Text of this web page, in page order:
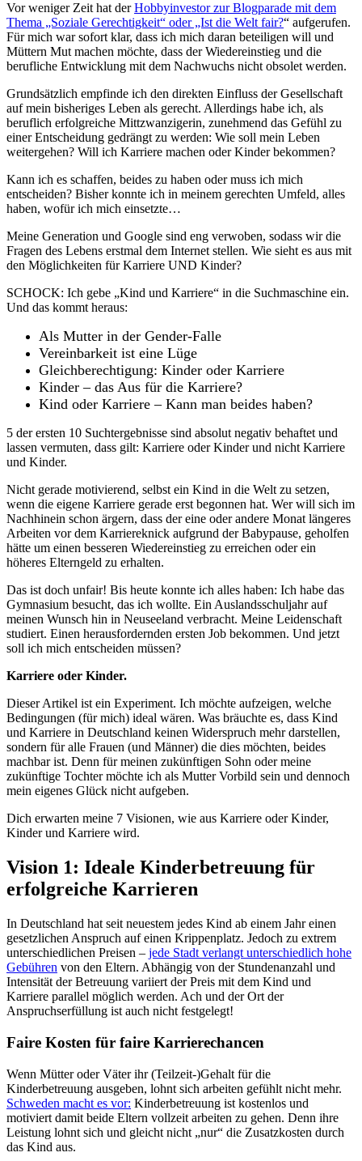
Vor weniger Zeit hat derHobbyinvestor zur Blogparade mit dem
Thema „Soziale Gerechtigkeit“ oder „Ist die Welt fair?“ aufgerufen.
Für mich war sofort klar, dass ich mich daran beteiligen will und
Müttern Mut machen möchte, dass der Wiedereinstieg und die
berufliche Entwicklung mit dem Nachwuchs nicht obsolet werden.
Grundsätzlich empfinde ich den direkten Einfluss der Gesellschaft
auf mein bisheriges Leben als gerecht. Allerdings habe ich, als
beruflich erfolgreiche Mittzwanzigerin, zunehmend das Gefühl zu
einer Entscheidung gedrängt zu werden: Wie soll mein Leben
weitergehen? Will ich Karriere machen oder Kinder bekommen?
Kann ich es schaffen, beides zu haben oder muss ich mich
entscheiden? Bisher konnte ich in meinem gerechten Umfeld, alles
haben, wofür ich mich einsetzte…
Meine Generation und Google sind eng verwoben, sodass wir die
Fragen des Lebens erstmal dem Internet stellen. Wie sieht es aus mit
den Möglichkeiten für Karriere UND Kinder?
SCHOCK: Ich gebe „Kind und Karriere“ in die Suchmaschine ein.
Und das kommt heraus:
Als Mutter in der Gender-Falle
Vereinbarkeit ist eine Lüge
Gleichberechtigung: Kinder oder Karriere
Kinder – das Aus für die Karriere?
Kind oder Karriere – Kann man beides haben?
5 der ersten 10 Suchtergebnisse sind absolut negativ behaftet und
lassen vermuten, dass gilt: Karriere oder Kinder und nicht Karriere
und Kinder.
Nicht gerade motivierend, selbst ein Kind in die Welt zu setzen,
wenn die eigene Karriere gerade erst begonnen hat. Wer will sich im
Nachhinein schon ärgern, dass der eine oder andere Monat längeres
Arbeiten vor dem Karriereknick aufgrund der Babypause, geholfen
hätte um einen besseren Wiedereinstieg zu erreichen oder ein
höheres Elterngeld zu erhalten.
Das ist doch unfair! Bis heute konnte ich alles haben: Ich habe das
Gymnasium besucht, das ich wollte. Ein Auslandsschuljahr auf
meinen Wunsch hin in Neuseeland verbracht. Meine Leidenschaft
studiert. Einen herausfordernden ersten Job bekommen. Und jetzt
soll ich mich entscheiden müssen?
Karriere oder Kinder.
Dieser Artikel ist ein Experiment. Ich möchte aufzeigen, welche
Bedingungen (für mich) ideal wären. Was bräuchte es, dass Kind
und Karriere in Deutschland keinen Widerspruch mehr darstellen,
sondern für alle Frauen (und Männer) die dies möchten, beides
machbar ist. Denn für meinen zukünftigen Sohn oder meine
zukünftige Tochter möchte ich als Mutter Vorbild sein und dennoch
mein eigenes Glück nicht aufgeben.
Dich erwarten meine 7 Visionen, wie aus Karriere oder Kinder,
Kinder und Karriere wird.
Vision 1: Ideale Kinderbetreuung für
erfolgreiche Karrieren
In Deutschland hat seit neuestem jedes Kind ab einem Jahr einen
gesetzlichen Anspruch auf einen Krippenplatz. Jedoch zu extrem
unterschiedlichen Preisen – jede Stadt verlangt unterschiedlich hohe
Gebühren von den Eltern. Abhängig von der Stundenanzahl und
Intensität der Betreuung variiert der Preis mit dem Kind und
Karriere parallel möglich werden. Ach und der Ort der
Anspruchserfüllung ist auch nicht festgelegt!
Faire Kosten für faire Karrierechancen
Wenn Mütter oder Väter ihr (Teilzeit-)Gehalt für die
Kinderbetreuung ausgeben, lohnt sich arbeiten gefühlt nicht mehr.
Schweden macht es vor: Kinderbetreuung ist kostenlos und
motiviert damit beide Eltern vollzeit arbeiten zu gehen. Denn ihre
Leistung lohnt sich und gleicht nicht „nur“ die Zusatzkosten durch
das Kind aus.